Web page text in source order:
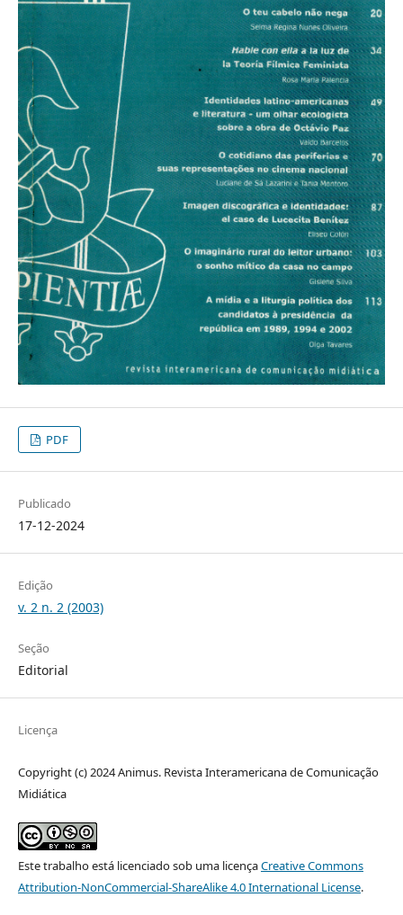
PDF
Publicado
17-12-2024
Edição
v. 2 n. 2 (2003)
Seção
Editorial
Licença
Copyright (c) 2024 Animus. Revista Interamericana de Comunicação
Midiática
Este trabalho está licenciado sob uma licençaCreative Commons
Attribution-NonCommercial-ShareAlike 4.0 International License.